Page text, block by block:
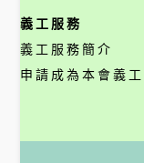
義工服務
義工服務簡介
申請成為本會義工